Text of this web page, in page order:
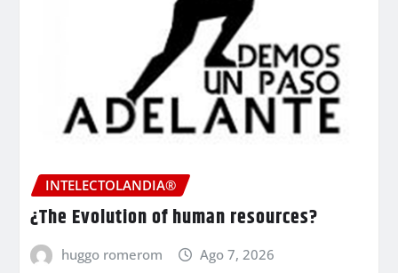
INTELECTOLANDIA®
¿The Evolution of human resources?
huggo romerom Ago 7, 2026